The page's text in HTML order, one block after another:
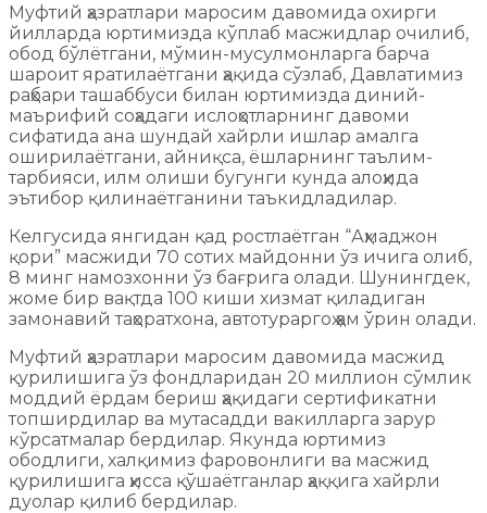
Муфтий ҳазратлари маросим давомида охирги
йилларда юртимизда кўплаб масжидлар очилиб,
обод бўлётгани, мўмин-мусулмонларга барча
шароит яратилаётгани ҳақида сўзлаб, Давлатимиз
раҳбари ташаббуси билан юртимизда диний-
маърифий соҳадаги ислоҳотларнинг давоми
сифатида ана шундай хайрли ишлар амалга
оширилаётгани, айниқса, ёшларнинг таълим-
тарбияси, илм олиши бугунги кунда алоҳида
эътибор қилинаётганини таъкидладилар.
Келгусида янгидан қад ростлаётган “Аҳмаджон
қори” масжиди 70 сотих майдонни ўз ичига олиб,
8 минг намозхонни ўз бағрига олади. Шунингдек,
жоме бир вақтда 100 киши хизмат қиладиган
замонавий таҳоратхона, автотураргоҳ ҳам ўрин олади.
Муфтий ҳазратлари маросим давомида масжид
қурилишига ўз фондларидан 20 миллион сўмлик
моддий ёрдам бериш ҳақидаги сертификатни
топширдилар ва мутасадди вакилларга зарур
кўрсатмалар бердилар. Якунда юртимиз
ободлиги, халқимиз фаровонлиги ва масжид
қурилишига ҳисса қўшаётганлар ҳаққига хайрли
дуолар қилиб бердилар.